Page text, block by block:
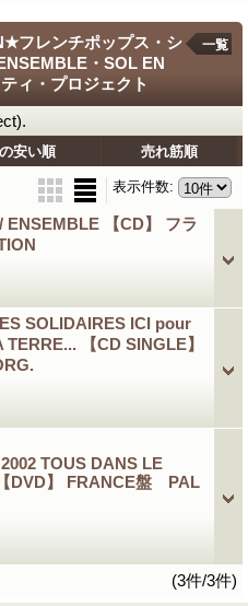
フレンチポップス・シ
・SOL EN
ィ・プロジェクト
一覧
安い順 売れ筋順
表示件数:
ENSEMBLE 【CD】 フラ
SOLIDAIRES ICI pour
【CD SINGLE】
TOUS DANS LE
DVD】 FRANCE盤 PAL
(3件/3件)